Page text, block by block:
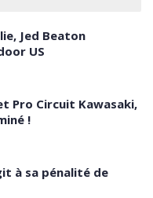
Jed Beaton
US
Pro Circuit Kawasaki,
!
à sa pénalité de